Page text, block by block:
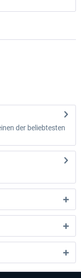
der beliebtesten